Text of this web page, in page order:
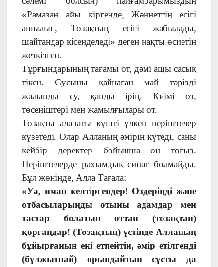
«Рамазан айы кіргенде, Жәннеттің есігі
ашылып, Тозақтың есігі жабылады,
шайтандар кісенделеді» деген нақты өсиетін
жеткізген.
Тұрғындарының тағамы от, дәмі ащы сасық
тікен. Сусыны қайнаған май тәрізді
жалынды су, қанды ірің. Киімі от,
төсеніштері мен жамылғылары от.
Тозақты алапаты күшті үлкен періштелер
күзетеді. Олар Алланың әмірін күтеді, саны
кейбір деректер бойынша он тоғыз.
Періштелерде рахымдық сипат болмайды.
Бұл жөнінде, Алла Тағала:
«Уа, иман келтіргендер! Өздеріңді және
отбасыларыңды отыны адамдар мен
тастар болатын оттан (тозақтан)
қорғаңдар! (Тозақтың) үстінде Алланың
бұйырғанын екі етпейтін, әмір етілгенді
(бұлжытпай) орындайтын сұсты да